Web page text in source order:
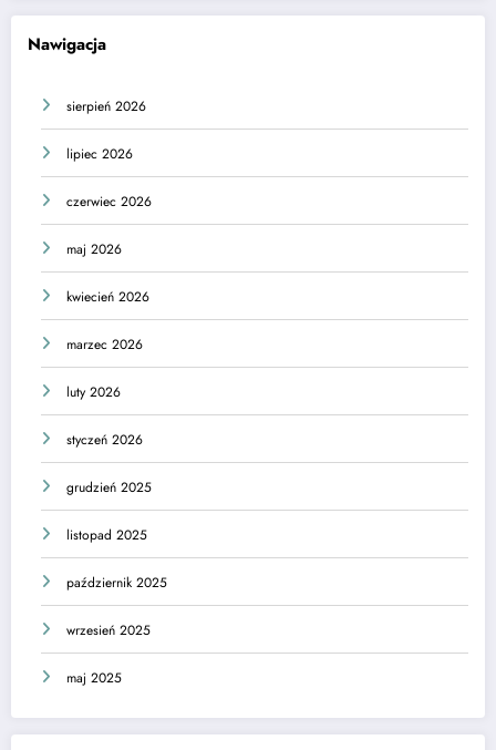
Nawigacja
sierpień 2026
lipiec 2026
czerwiec 2026
maj 2026
kwiecień 2026
marzec 2026
luty 2026
styczeń 2026
grudzień 2025
listopad 2025
październik 2025
wrzesień 2025
maj 2025